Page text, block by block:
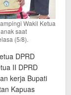
Wakil Ketua
saat
(5/8).
DPRD
II DPRD
kerja Bupati
Kapuas